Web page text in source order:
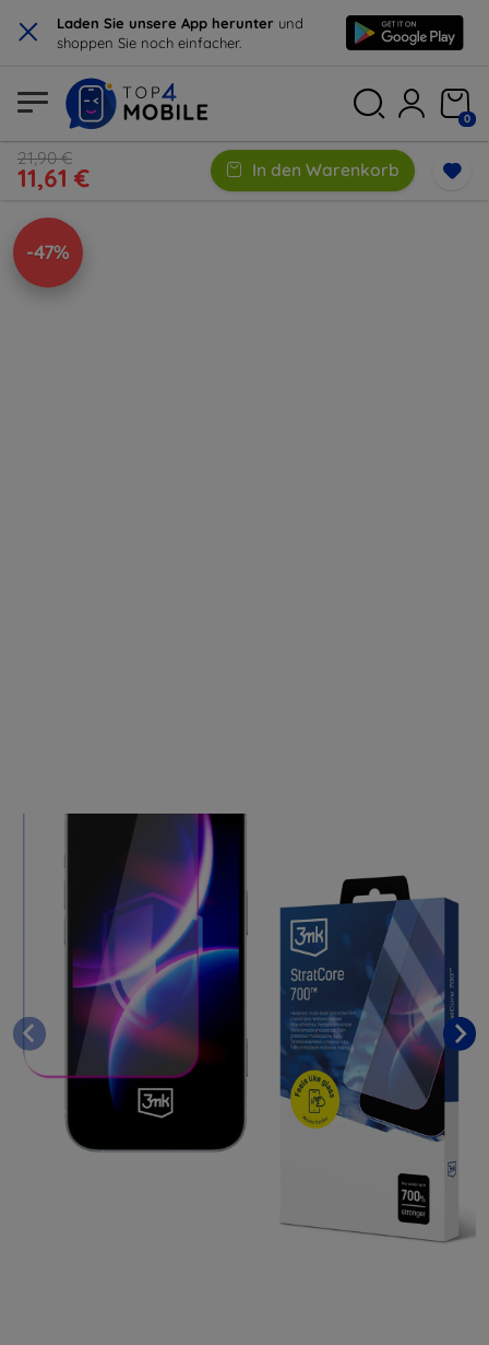
× Laden Sie unsere App herunter und
shoppen Sie noch einfacher.
0
21,90 €
11,61 € In den Warenkorb
-47%